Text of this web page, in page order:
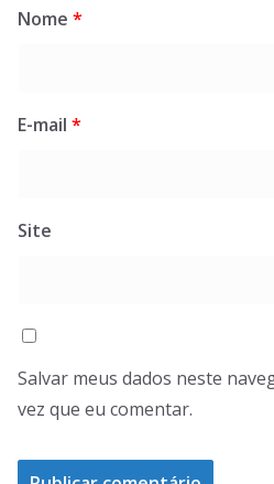
Nome *
E-mail *
Site
Salvar meus dados neste
vez que eu comentar.